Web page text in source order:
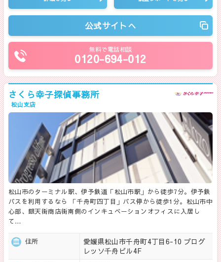
公式サイトへ
無料で電話相談
0120-694-012
さくら幸子探偵事務所
松山支店
松山市のターミナル駅、伊予鉄道「松山市駅」から徒歩7分。伊予鉄
バスを利用するなら 「千舟町四丁目」バス停から徒歩1分。松山市中
心部、銀天街商店街南側のインキュベーションオフィスに入居し
て…
住所
愛媛県松山市千舟町4丁目6-10 プログ
レッソ千舟ビル4F